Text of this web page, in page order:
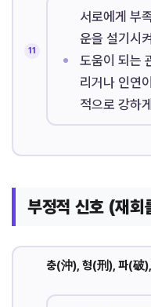
서로에게 부
운을 설기시
도움이 되는
리거나 인연
적으로 강하
부정적 신호 (재회
충(沖), 형(刑), 파(破